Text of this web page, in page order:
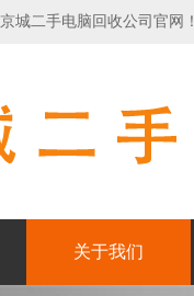
城二手电脑回收公司官网！
关于我们